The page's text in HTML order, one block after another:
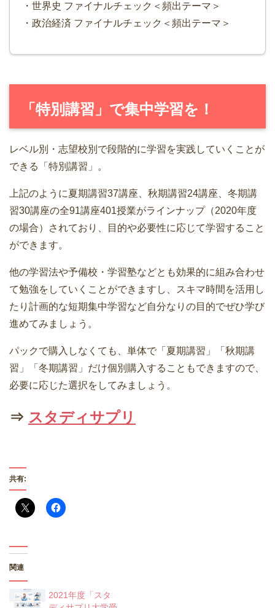
・世界史 ファイナルチェック＜頻出テーマ＞
・政治経済 ファイナルチェック＜頻出テーマ＞
「特別講習」で集中学習を！
レベル別・志望校別で段階的に学習を実践していくことが
できる「特別講習」。
上記のように夏期講習37講座、秋期講習24講座、冬期講
習30講座の全91講座401授業がラインナップ（2020年度
の場合）されており、目的や必要性に応じて学習すること
ができます。
他の学習法や予備校・学習塾などとも効果的に組み合わせ
て勉強をしていくことができますし、スキマ時間を活用し
たり計画的な短期集中学習など自分なりの目的でぜひ学び
進めてみましょう。
パックで購入しなくても、単体で「夏期講習」「秋期講
習」「冬期講習」だけ個別購入することもできますので、
必要に応じた選択をしてみましょう。
⇒ スタディサプリ
共有:
関連
2021年度「スタ